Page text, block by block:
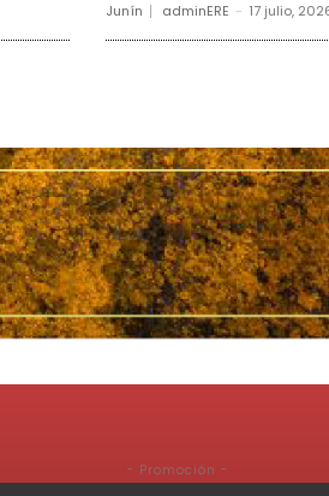
Junín adminERE - 17 julio,
- Promoción -